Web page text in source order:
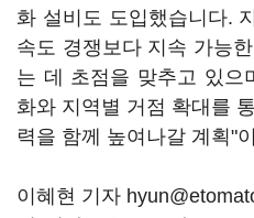
화 설비도 도입했습니다.
속도 경쟁보다 지속 가능
는 데 초점을 맞추고 있으
화와 지역별 거점 확대를
력을 함께 높여나갈 계획"
이혜현 기자